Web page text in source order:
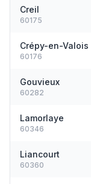
Creil
60175
Crépy-en-Valois
60176
Gouvieux
60282
Lamorlaye
60346
Liancourt
60360